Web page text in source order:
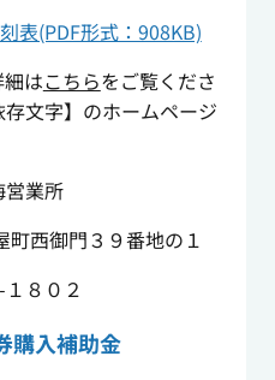
表(PDF形式：908KB)
はこちらをご覧くださ
文字】のホームページ
業所
西御門３９番地の１
８０２
購入補助金